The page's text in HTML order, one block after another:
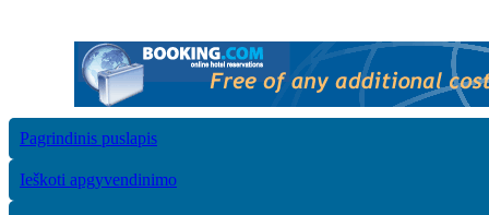
Pagrindinis puslapis
Ieškoti apgyvendinimo